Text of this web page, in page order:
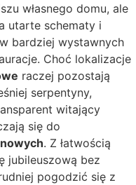
własnego domu, ale
utarte schematy i
bardziej wystawnych
Choć lokalizacje
raczej pozostają
serpentyny,
witający
się do
. Z łatwością
jubileuszową bez
pogodzić się z